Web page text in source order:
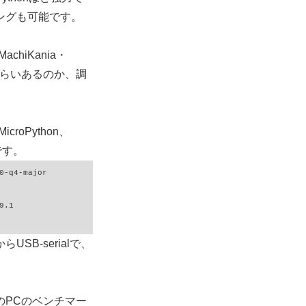
も可能です。
・
いあるのか、調
、
。
USB-serialで、
PCのベンチマー